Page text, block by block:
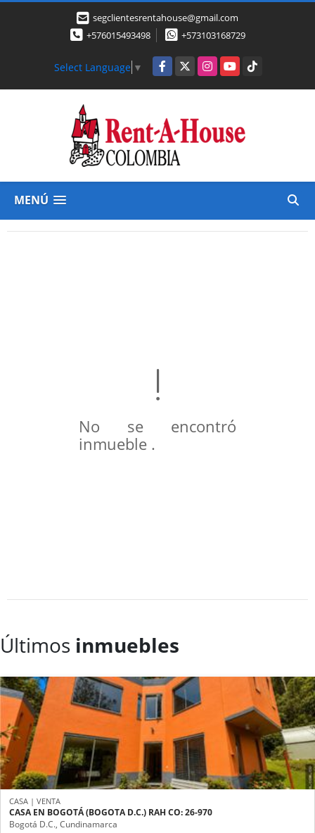
segclientesrentahouse@gmail.com
+576015493498
+573103168729
Select Language ▼ Facebook
X InstagramYouTubeTikTok
MENÚ
No se encontró
inmueble .
Últimos inmuebles
CASA | VENTA
CASA EN BOGOTÁ (BOGOTA D.C.) RAH CO: 26-970
Bogotá D.C., Cundinamarca